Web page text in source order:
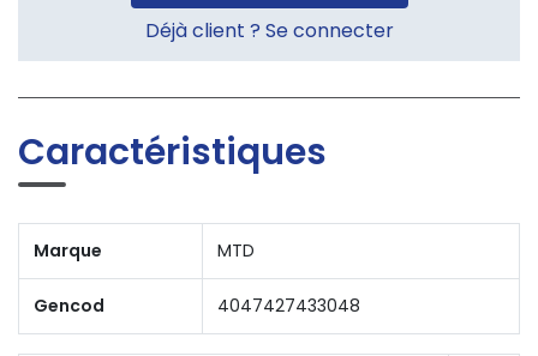
Déjà client ? Se connecter
Caractéristiques
Marque MTD
Gencod 4047427433048